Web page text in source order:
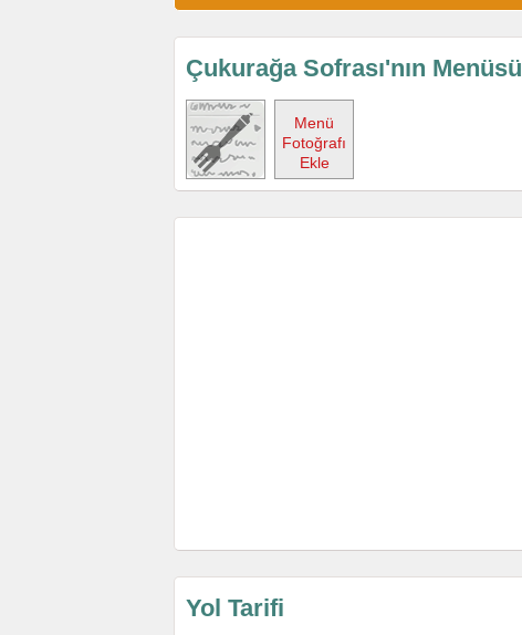
Çukurağa Sofrası'nın Menüsü
Menü
Fotoğrafı
Ekle
Yol Tarifi